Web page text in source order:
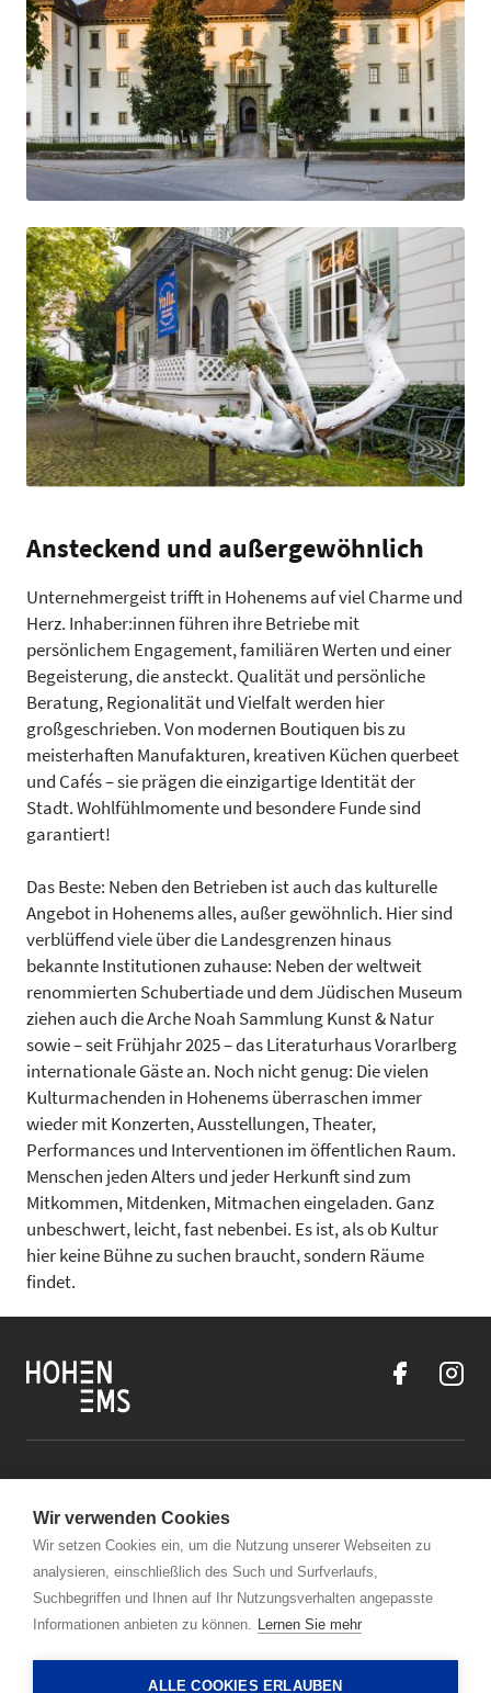
Wir verwenden Cookies
Wir setzen Cookies ein, um die Nutzung unserer Webseiten zu
analysieren, einschließlich des Such und Surfverlaufs,
Suchbegriffen und Ihnen auf Ihr Nutzungsverhalten angepasste
Informationen anbieten zu können. Lernen Sie mehr
ALLE COOKIES ERLAUBEN
Ansteckend und außergewöhnlich
Unternehmergeist trifft in Hohenems auf viel Charme und
Herz. Inhaber:innen führen ihre Betriebe mit
persönlichem Engagement, familiären Werten und einer
Begeisterung, die ansteckt. Qualität und persönliche
Beratung, Regionalität und Vielfalt werden hier
großgeschrieben. Von modernen Boutiquen bis zu
meisterhaften Manufakturen, kreativen Küchen querbeet
und Cafés – sieprägen die einzigartige Identität der
Stadt. Wohlfühlmomente und besondere Funde sind
garantiert!
Das Beste: Neben den Betrieben ist auch das kulturelle
Angebot in Hohenems alles, außer gewöhnlich. Hier sind
verblüffend viele über die Landesgrenzen hinaus
bekannte Institutionen zuhause: Neben der weltweit
renommierten Schubertiade und dem Jüdischen Museum
ziehen auch die Arche Noah Sammlung Kunst & Natur
sowie – seit Frühjahr 2025 – das Literaturhaus Vorarlberg
internationale Gäste an. Noch nicht genug: Die vielen
Kulturmachenden in Hohenems überraschen immer
wieder mit Konzerten, Ausstellungen, Theater,
Performances und Interventionen im öffentlichen Raum.
Menschen jeden Alters und jeder Herkunft sind zum
Mitkommen, Mitdenken, Mitmachen eingeladen. Ganz
unbeschwert, leicht, fast nebenbei. Es ist, als ob Kultur
hier keine Bühne zu suchen braucht, sondern Räume
findet.
Öffnungszeiten Stadtmarketing Hohenems
Links